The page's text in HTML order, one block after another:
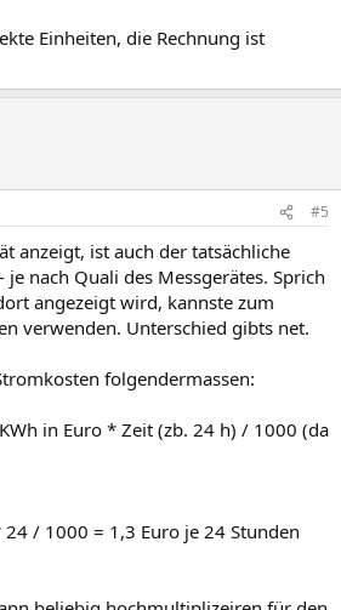
Einheiten, die Rechnung ist
#5
anzeigt, ist auch der tatsächliche
je nach Quali des Messgerätes. Sprich
angezeigt wird, kannste zum
verwenden. Unterschied gibts net.
folgendermassen:
in Euro * Zeit (zb. 24 h) / 1000 (da
/ 1000 = 1,3 Euro je 24 Stunden